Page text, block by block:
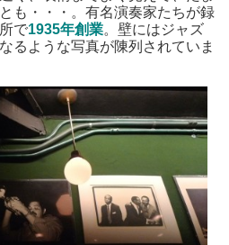
も・・・。有名演奏家たちが録
で1935年創業。壁にはジャズ
るような写真が陳列されていま